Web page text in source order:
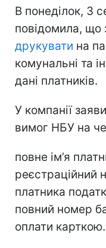
В понеділок, 3
повідомила, що
друкувати на
комунальні та
дані платників.
У компанії
вимог НБУ на
повне ім’я
реєстраційний
платника
повний номер
оплати карткою.